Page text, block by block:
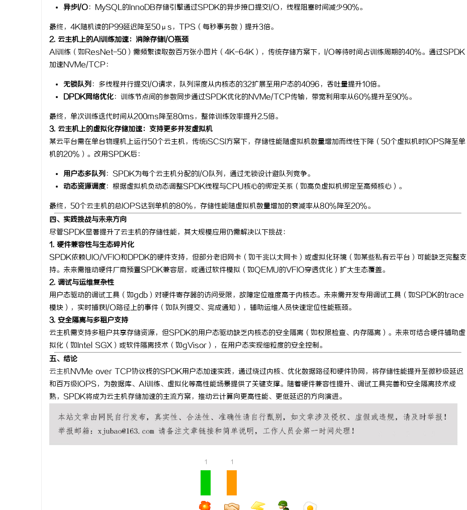
异步I/O：MySQL的InnoDB存储引擎通过SPDK的异步接口提交I/O，线程阻塞时间减少90%。
最终，4K随机读的P99延迟降至50μs，TPS（每秒事务数）提升3倍。
2. 云主机上的AI训练加速：消除存储I/O瓶颈
AI训练（如ResNet-50）需频繁读取数百万张小图片（4K-64K），传统存储方案下，I/O等待时间占训练周期的40%。通过SPDK
加速NVMe/TCP：
无锁队列：多线程并行提交I/O请求，队列深度从内核态的32扩展至用户态的4096，吞吐量提升10倍。
DPDK网络优化：训练节点间的参数同步通过SPDK优化的NVMe/TCP传输，带宽利用率从60%提升至90%。
最终，单次训练迭代时间从200ms降至80ms，整体训练效率提升2.5倍。
3. 云主机上的虚拟化存储加速：支持更多并发虚拟机
某云平台需在单台物理机上运行50个云主机，传统iSCSI方案下，存储性能随虚拟机数量增加而线性下降（50个虚拟机时IOPS降至单
机的20%）。改用SPDK后：
用户态多队列：SPDK为每个云主机分配的I/O队列，通过无锁设计避队列竞争。
动态资源调度：根据虚拟机负动态调整SPDK线程与CPU核心的绑定关系（如高负虚拟机绑定至高频核心）。
最终，50个云主机的总IOPS达到单机的80%，存储性能随虚拟机数量增加的衰减率从80%降至20%。
四、实践挑战与未来方向
尽管SPDK显著提升了云主机的存储性能，其大规模应用仍需解决以下挑战：
1. 硬件兼容性与生态碎片化
SPDK依赖UIO/VFIO和DPDK的硬件支持，但部分老旧网卡（如千兆以太网卡）或虚拟化环境（如某些私有云平台）可能缺乏完整支
持。未来需推动硬件厂商预置SPDK兼容层，或通过软件模拟（如QEMU的VFIO穿透优化）扩大生态覆盖。
2. 调试与运维复杂性
用户态驱动的调试工具（如gdb）对硬件寄存器的访问受限，故障定位难度高于内核态。未来需开发专用调试工具（如SPDK的trace
模块），实时捕获I/O路径上的事件（如队列提交、完成通知），辅助运维人员快速定位性能瓶颈。
3. 安全隔离与多租户支持
云主机需支持多租户共享存储资源，但SPDK的用户态驱动缺乏内核态的安全隔离（如权限检查、内存隔离）。未来可结合硬件辅助虚
拟化（如Intel SGX）或软件隔离技术（如gVisor），在用户态实现细粒度的安全控制。
五、结论
云主机NVMe over TCP协议栈的SPDK用户态加速实践，通过绕过内核、优化数据路径和硬件协同，将存储性能提升至微秒级延迟
和百万级IOPS，为数据库、AI训练、虚拟化等高性能场景提供了关键支撑。随着硬件兼容性提升、调试工具完善和安全隔离技术成
熟，SPDK将成为云主机存储加速的主流方案，推动云计算向更高性能、更低延迟的方向演进。
1 1